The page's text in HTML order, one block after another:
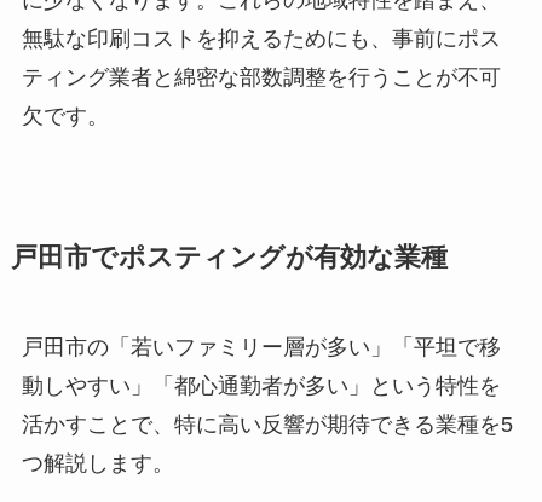
無駄な印刷コストを抑えるためにも、事前にポス
ティング業者と綿密な部数調整を行うことが不可
欠です。
戸田市でポスティングが有効な業種
戸田市の「若いファミリー層が多い」「平坦で移
動しやすい」「都心通勤者が多い」という特性を
活かすことで、特に高い反響が期待できる業種を5
つ解説します。